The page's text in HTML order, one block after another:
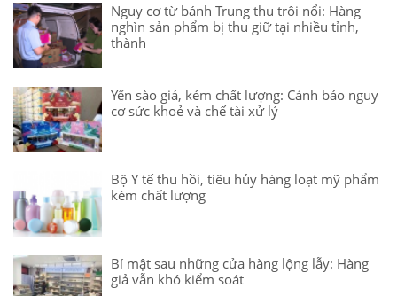
Nguy cơ từ bánh Trung thu trôi nổi: Hàng
nghìn sản phẩm bị thu giữ tại nhiều tỉnh,
thành
Yến sào giả, kém chất lượng: Cảnh báo nguy
cơ sức khoẻ và chế tài xử lý
Bộ Y tế thu hồi, tiêu hủy hàng loạt mỹ phẩm
kém chất lượng
Bí mật sau những cửa hàng lộng lẫy: Hàng
giả vẫn khó kiểm soát